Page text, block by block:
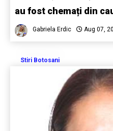
au fost chemați din
Gabriela Erdic Aug 07,
Stiri Botosani